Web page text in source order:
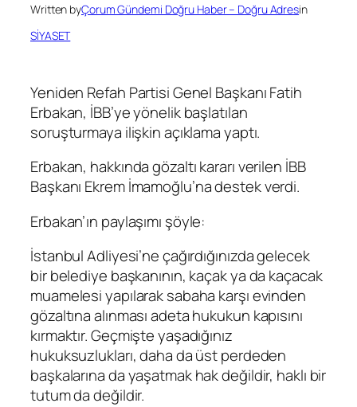
Written byÇorum Gündemi Doğru Haber – Doğru Adresin
SİYASET
Yeniden Refah Partisi Genel Başkanı Fatih
Erbakan, İBB’ye yönelik başlatılan
soruşturmaya ilişkin açıklama yaptı.
Erbakan, hakkında gözaltı kararı verilen İBB
Başkanı Ekrem İmamoğlu’na destek verdi.
Erbakan’ın paylaşımı şöyle:
İstanbul Adliyesi’ne çağırdığınızda gelecek
bir belediye başkanının, kaçak ya da kaçacak
muamelesi yapılarak sabaha karşı evinden
gözaltına alınması adeta hukukun kapısını
kırmaktır. Geçmişte yaşadığınız
hukuksuzlukları, daha da üst perdeden
başkalarına da yaşatmak hak değildir, haklı bir
tutum da değildir.